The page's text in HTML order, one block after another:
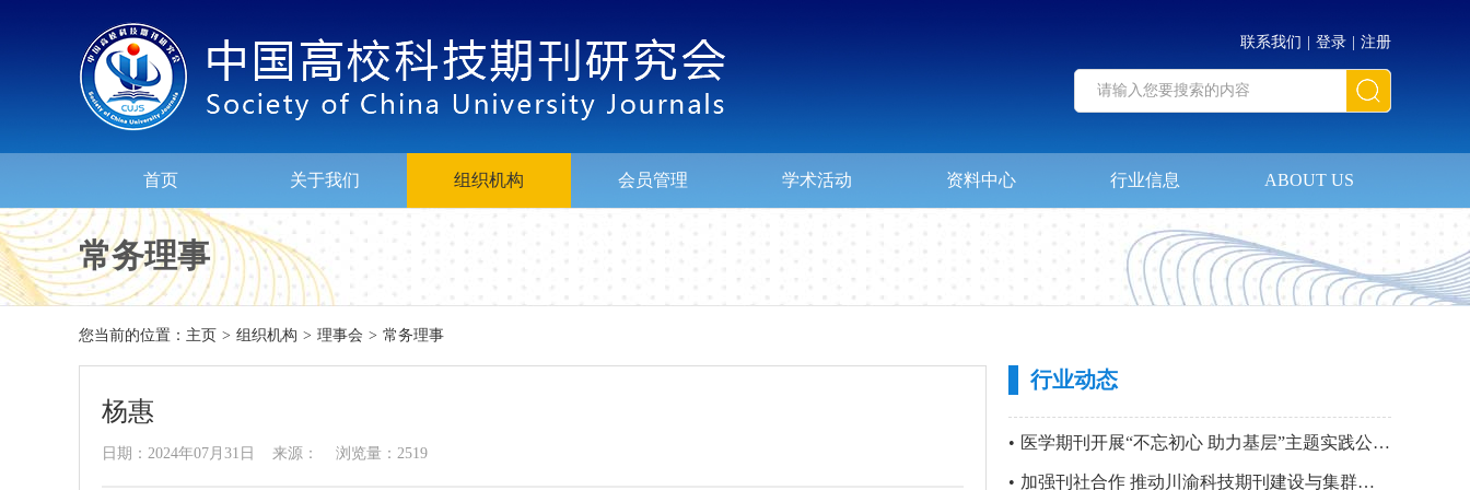
联系我们 登录 注册
首页 关于我们 组织机构 会员管理 学术活动 资料中心 行业信息 ABOUT US
常务理事
您当前的位置： 主页 > 组织机构 > 理事会 > 常务理事
杨惠
日期：2024年07月31日 来源： 浏览量：2519
行业动态
• 医学期刊开展“不忘初心 助力基层”主题实践公益活动暨 第四站“只要主义真 明翰故里行”党建活动
• 加强刊社合作 推动川渝科技期刊建设与集群化发展